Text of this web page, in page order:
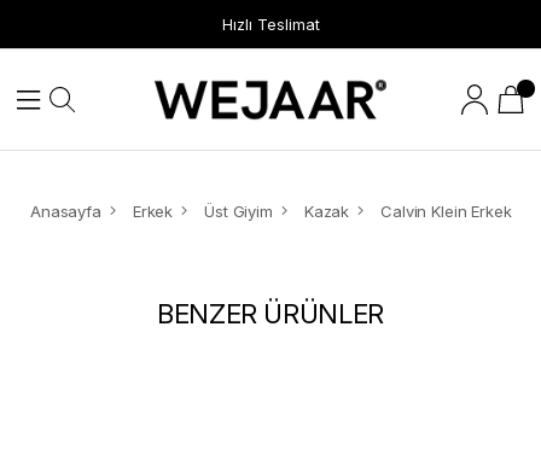
Hızlı Teslimat
Anasayfa Erkek Üst Giyim Kazak
BENZER ÜRÜNLER